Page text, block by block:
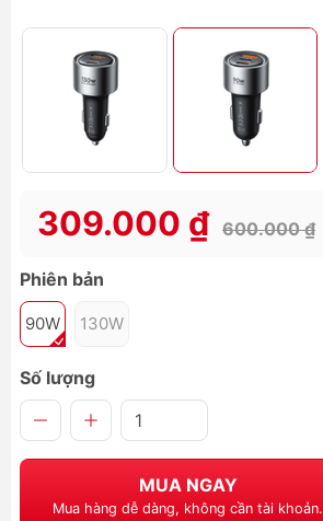
309.000 ₫ 600.000 ₫
Phiên bản
90W 130W
Số lượng
MUA NGAY
Mua hàng dễ dàng, không cần tài khoản.